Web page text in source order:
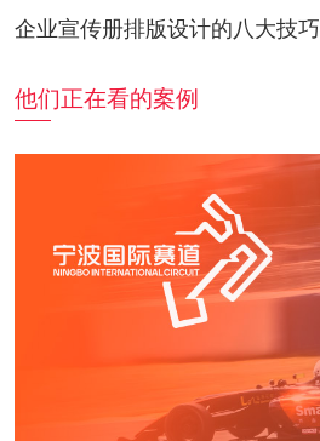
企业宣传册排版设计的八大技巧
他们正在看的案例